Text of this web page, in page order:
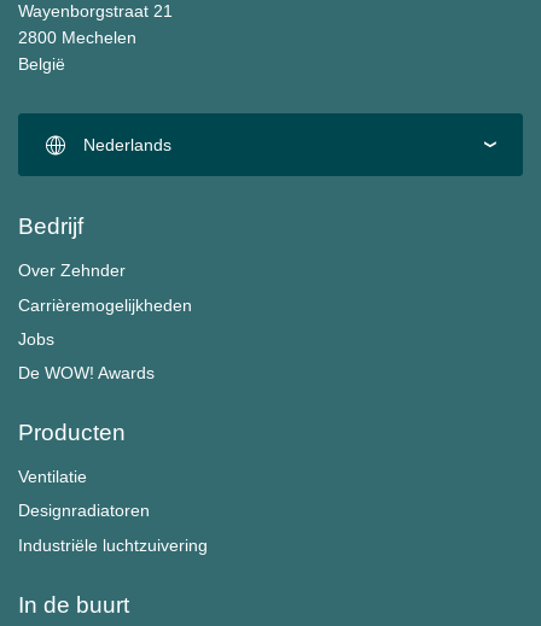
Wayenborgstraat 21
2800 Mechelen
België
Nederlands
Bedrijf
Over Zehnder
Carrièremogelijkheden
Jobs
De WOW! Awards
Producten
Ventilatie
Designradiatoren
Industriële luchtzuivering
In de buurt